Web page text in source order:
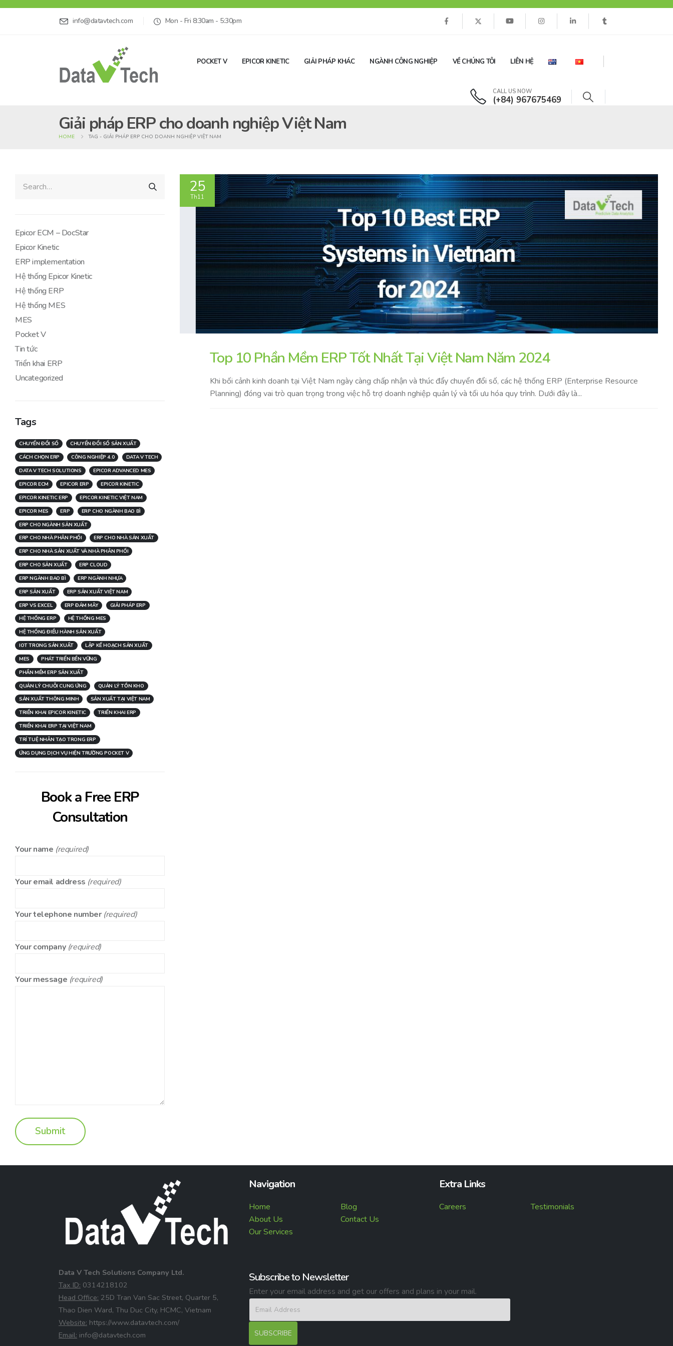
info@datavtech.com Mon - Fri 8:30am - 5:30pm
POCKET V EPICOR KINETIC GIẢI PHÁP KHÁC NGÀNH CÔNG NGHIỆP VỀ CHÚNG TÔI LIÊN HỆ
CALL US NOW
(+84) 967675469
Giải pháp ERP cho doanh nghiệp Việt Nam
HOME TAG - GIẢI PHÁP ERP CHO DOANH NGHIỆP VIỆT NAM
25
Th11
Top 10 Phần Mềm ERP Tốt Nhất Tại Việt Nam Năm 2024
Khi bối cảnh kinh doanh tại Việt Nam ngày càng chấp nhận và thúc đẩy chuyển đổi số, các hệ thống ERP (Enterprise Resource
Planning) đóng vai trò quan trọng trong việc hỗ trợ doanh nghiệp quản lý và tối ưu hóa quy trình. Dưới đây là...
Epicor ECM – DocStar
Epicor Kinetic
ERP implementation
Hệ thống Epicor Kinetic
Hệ thống ERP
Hệ thống MES
MES
Pocket V
Tin tức
Triển khai ERP
Uncategorized
Tags
CHUYỂN ĐỔI SỐ
CHUYỂN ĐỔI SỐ SẢN XUẤT
CÁCH CHỌN ERP
CÔNG NGHIỆP 4.0
DATA V TECH
DATA V TECH SOLUTIONS
EPICOR ADVANCED MES
EPICOR ECM
EPICOR ERP
EPICOR KINETIC
EPICOR KINETIC ERP
EPICOR KINETIC VIỆT NAM
EPICOR MES
ERP
ERP CHO NGÀNH BAO BÌ
ERP CHO NGÀNH SẢN XUẤT
ERP CHO NHÀ PHÂN PHỐI
ERP CHO NHÀ SẢN XUẤT
ERP CHO NHÀ SẢN XUẤT VÀ NHÀ PHÂN PHỐI
ERP CHO SẢN XUẤT
ERP CLOUD
ERP NGÀNH BAO BÌ
ERP NGÀNH NHỰA
ERP SẢN XUẤT
ERP SẢN XUẤT VIỆT NAM
ERP VS EXCEL
ERP ĐÁM MÂY
GIẢI PHÁP ERP
HỆ THỐNG ERP
HỆ THỐNG MES
HỆ THỐNG ĐIỀU HÀNH SẢN XUẤT
IOT TRONG SẢN XUẤT
LẬP KẾ HOẠCH SẢN XUẤT
MES
PHÁT TRIỂN BỀN VỮNG
PHẦN MỀM ERP SẢN XUẤT
QUẢN LÝ CHUỖI CUNG ỨNG
QUẢN LÝ TỒN KHO
SẢN XUẤT THÔNG MINH
SẢN XUẤT TẠI VIỆT NAM
TRIỂN KHAI EPICOR KINETIC
TRIỂN KHAI ERP
TRIỂN KHAI ERP TẠI VIỆT NAM
TRÍ TUỆ NHÂN TẠO TRONG ERP
ỨNG DỤNG DỊCH VỤ HIỆN TRƯỜNG POCKET V
Book a Free ERP
Consultation
Your name (required)
Your email address (required)
Your telephone number (required)
Your company (required)
Your message (required)
Data V Tech Solutions Company Ltd.
⁠Tax ID: 0314218102
⁠Head Office: 25D Tran Van Sac Street, Quarter 5,
Thao Dien Ward, Thu Duc City, HCMC, Vietnam
⁠Website: https://www.datavtech.com/
⁠Email: info@datavtech.com
Navigation
Home
About Us
Our Services
Blog
Contact Us
Extra Links
Careers Testimonials
Subscribe to Newsletter
Enter your email address and get our offers and plans in your mail.